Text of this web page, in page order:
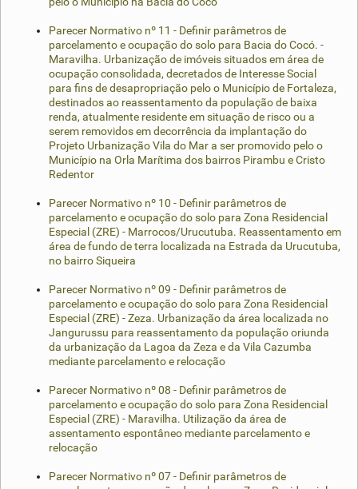
Parecer Normativo nº 11 - Definir parâmetros de
parcelamento e ocupação do solo para Bacia do Cocó. -
Maravilha. Urbanização de imóveis situados em área de
ocupação consolidada, decretados de Interesse Social
para fins de desapropriação pelo o Município de Fortaleza,
destinados ao reassentamento da população de baixa
renda, atualmente residente em situação de risco ou a
serem removidos em decorrência da implantação do
Projeto Urbanização Vila do Mar a ser promovido pelo o
Município na Orla Marítima dos bairros Pirambu e Cristo
Redentor
Parecer Normativo nº 10 - Definir parâmetros de
parcelamento e ocupação do solo para Zona Residencial
Especial (ZRE) - Marrocos/Urucutuba. Reassentamento em
área de fundo de terra localizada na Estrada da Urucutuba,
no bairro Siqueira
Parecer Normativo nº 09 - Definir parâmetros de
parcelamento e ocupação do solo para Zona Residencial
Especial (ZRE) - Zeza. Urbanização da área localizada no
Jangurussu para reassentamento da população oriunda
da urbanização da Lagoa da Zeza e da Vila Cazumba
mediante parcelamento e relocação
Parecer Normativo nº 08 - Definir parâmetros de
parcelamento e ocupação do solo para Zona Residencial
Especial (ZRE) - Maravilha. Utilização da área de
assentamento espontâneo mediante parcelamento e
relocação
Parecer Normativo nº 07 - Definir parâmetros de